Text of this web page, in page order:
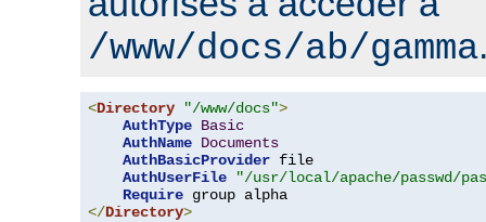
/www/docs/ab/gamma
<Directory "/www/docs">
AuthType Basic
AuthName Documents
AuthBasicProvider file
AuthUserFile
"/usr/local/apache/passwd/
Require
</Directory>